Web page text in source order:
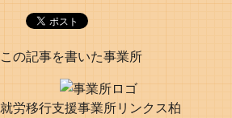
この記事を書いた事業所
就労移行支援事業所リンクス柏